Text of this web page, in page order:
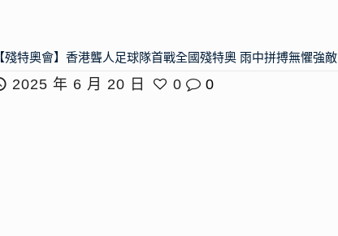
【殘特奧會】香港聾人足球隊首戰全國殘特奧 雨中拼搏無懼強敵
2025 年 6 月 20 日
0
0